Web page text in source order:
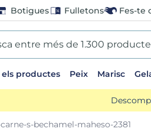
Botigues Fulletons Fes-te
entre més de 1.300 productes...
els productes Peix Marisc
s-bechamel-maheso-2381